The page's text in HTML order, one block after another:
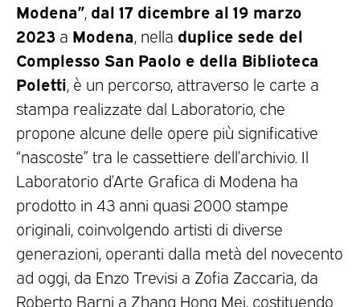
Modena” dal 17 dicembre al 19 marzo
2023 a Modena , nella duplice sede del
Complesso San Paolo e della Biblioteca
Poletti , è un percorso, attraverso le carte a
stampa realizzate dal Laboratorio, che
propone alcune delle opere più significative
“nascoste” tra le cassettiere dell’archivio. Il
Laboratorio d’Arte Grafica di Modena ha
prodotto in 43 anni quasi 2000 stampe
originali, coinvolgendo artisti di diverse
generazioni, operanti dalla metà del novecento
ad oggi, da Enzo Trevisi a Zofia Zaccaria, da
Roberto Barni a Zhang Hong Mei, costituendo